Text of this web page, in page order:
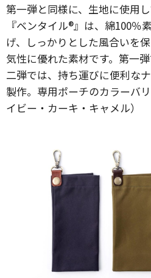
第一弾と同様に、生地に使用
『ベンタイル®︎』は、綿100％
げ、しっかりとした風合いを
気性に優れた素材です。第一
二弾では、持ち運びに便利な
製作。専用ポーチのカラーバ
イビー・カーキ・キャメル）